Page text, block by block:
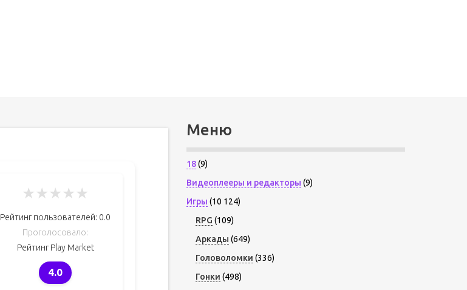
★★★★★
Рейтинг пользователей: 0.0
Проголосовало:
Рейтинг Play Market
4.0
Меню
18(9)
Видеоплееры и редакторы (9)
Игры (10 124)
RPG (109)
Аркады (649)
Головоломки (336)
Гонки (498)